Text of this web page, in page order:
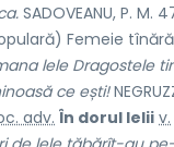
SADOVEANU, P. M.
Femeie
lele Dragostele
ce ești!
adv. În dorul lelii v.